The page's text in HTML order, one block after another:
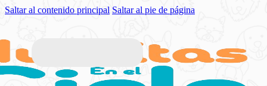
Saltar al contenido principal Saltar al pie de página